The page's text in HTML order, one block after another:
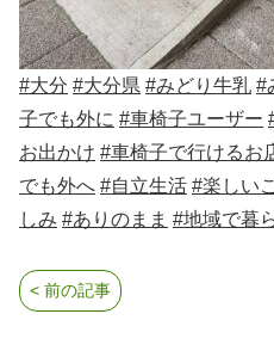
#大分 #大分県 #みどり牛乳 #
子でも外に #車椅子ユーザー
お出かけ #車椅子で行けるお
でも外へ #自立生活 #楽しい
しみ #ありのまま #地域で暮
< 前の記事